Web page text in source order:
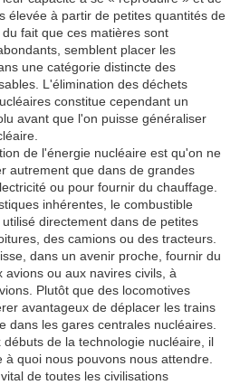
élevée à partir de petites quantités de
fait que ces matières sont
semblent placer les
une catégorie distincte des
L'élimination des déchets
constitue cependant un
avant que l'on puisse généraliser
de l'énergie nucléaire est qu'on ne
autrement que dans de grandes
ou pour fournir du chauffage.
inhérentes, le combustible
directement dans de petites
des camions ou des tracteurs.
dans un avenir proche, fournir du
ou aux navires civils, à
Plutôt que des locomotives
avantageux de déplacer les trains
dans les gares centrales nucléaires.
débuts de la technologie nucléaire, il
quoi nous pouvons nous attendre.
de toutes les civilisations